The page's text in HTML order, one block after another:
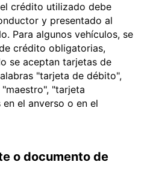
crédito utilizado debe
y presentado al
Para algunos vehículos, se
crédito obligatorias,
se aceptan tarjetas de
"tarjeta de débito",
"tarjeta
el anverso o en el
o documento de